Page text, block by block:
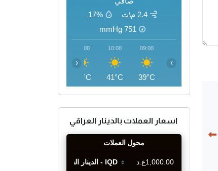
2.4 م\ث
17%
751
mmHg
09:00
39°C
10:00
41°C
11:00
43°C
‹ ›
اسعار العملات بالدينار العراقي